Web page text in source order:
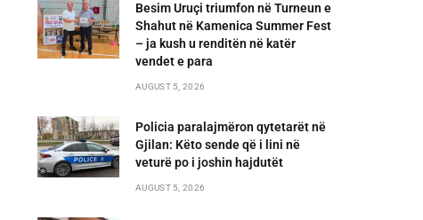
Besim Uruçi triumfon në Turneun e
Shahut në Kamenica Summer Fest
– ja kush u renditën në katër
vendet e para
AUGUST 5, 2026
Policia paralajmëron qytetarët në
Gjilan: Këto sende që i lini në
veturë po i joshin hajdutët
AUGUST 5, 2026